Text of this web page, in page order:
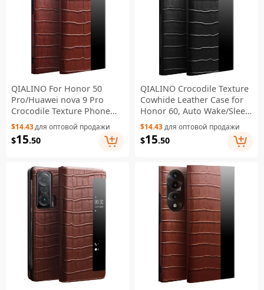
QIALINO For Honor 50
Pro/Huawei nova 9 Pro
Crocodile Texture Phone
Case Top Layer Cowhide
Leather Cover with View
Window - Brown
$14.43для оптовой продажи
$15.50
QIALINO Crocodile Texture
Cowhide Leather Case for
Honor 60, Auto Wake/Sleep
Phone Cover with View
Window - Black
$14.43для оптовой продажи
$15.50